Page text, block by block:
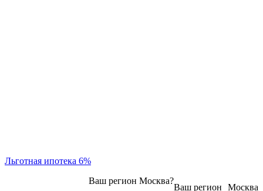
Льготная ипотека 6%
Москва
Ваш регион
Ваш регион Москва?